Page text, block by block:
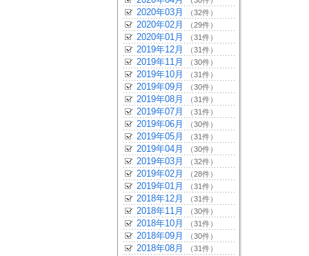
2020年03月 （32件）
2020年02月 （29件）
2020年01月 （31件）
2019年12月 （31件）
2019年11月 （30件）
2019年10月 （31件）
2019年09月 （30件）
2019年08月 （31件）
2019年07月 （31件）
2019年06月 （30件）
2019年05月 （31件）
2019年04月 （30件）
2019年03月 （32件）
2019年02月 （28件）
2019年01月 （31件）
2018年12月 （31件）
2018年11月 （30件）
2018年10月 （31件）
2018年09月 （30件）
2018年08月 （31件）